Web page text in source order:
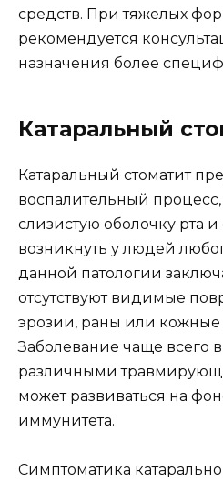
средств. При тяжелых
рекомендуется
назначения более
Катаральный
Катаральный стоматит
воспалительный
слизистую оболочку рта
возникнуть у людей
данной патологии
отсутствуют видимые
эрозии, раны или
Заболевание чаще всего
различными
может развиваться на
иммунитета.
Симптоматика